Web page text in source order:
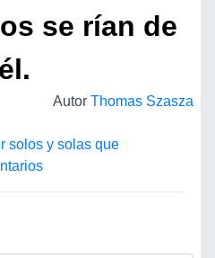
se rían de
él.
Autor Thomas Szasza
solos y solas que